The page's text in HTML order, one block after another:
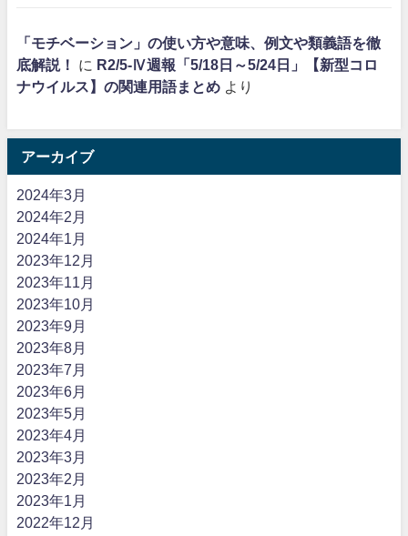
「モチベーション」の使い方や意味、例文や類義語を徹
底解説！
に R2/5-Ⅳ週報「5/18日～5/24日」【新型コロ
ナウイルス】の関連用語まとめ より
アーカイブ
2024年3月
2024年2月
2024年1月
2023年12月
2023年11月
2023年10月
2023年9月
2023年8月
2023年7月
2023年6月
2023年5月
2023年4月
2023年3月
2023年2月
2023年1月
2022年12月